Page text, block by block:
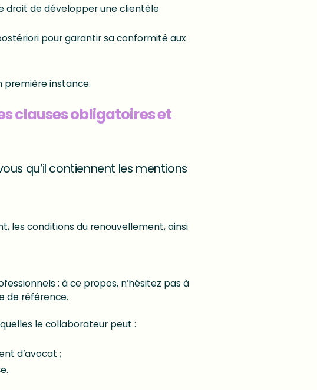
droit de développer une clientèle
pour garantir sa conformité aux
première instance.
clauses obligatoires et
qu’il contiennent les mentions
les conditions du renouvellement, ainsi
: à ce propos, n’hésitez pas à
de référence.
le collaborateur peut :
d’avocat ;